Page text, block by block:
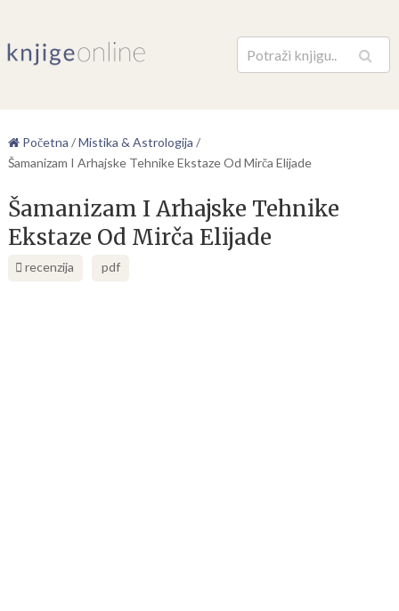
Pretraga
Početna /Mistika & Astrologija /
Šamanizam I Arhajske Tehnike Ekstaze Od Mirča Elijade
Šamanizam I Arhajske Tehnike
Ekstaze Od Mirča Elijade
recenzija pdf